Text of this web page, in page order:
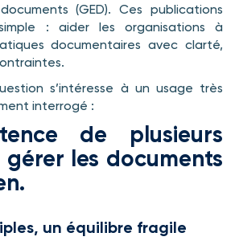
(GED). Ces publications
: aider les organisations à
documentaires avec clarté,
s’intéresse à un usage très
interrogé :
de plusieurs
les documents
un équilibre fragile